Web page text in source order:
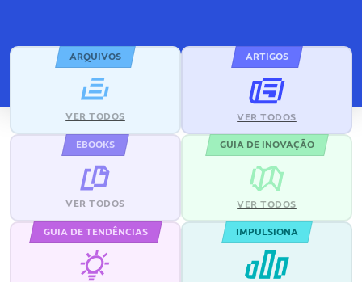
ARQUIVOS
VER TODOS
ARTIGOS
VER TODOS
EBOOKS
VER TODOS
GUIA DE INOVAÇÃO
VER TODOS
GUIA DE TENDÊNCIAS IMPULSIONA